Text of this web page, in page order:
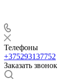
Телефоны
+375293137752
Заказать звонок